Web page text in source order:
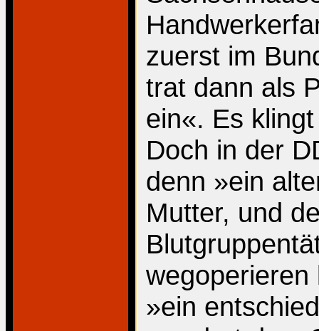
zuerst im
trat dann als
ein«. Es
Doch in der
denn »ein
Mutter, und
wegoperieren
»ein